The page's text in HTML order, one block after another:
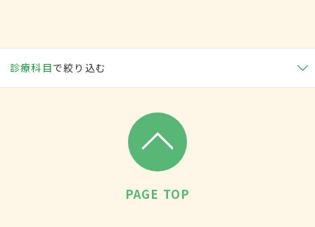
診療科目で絞り込む
PAGE TOP